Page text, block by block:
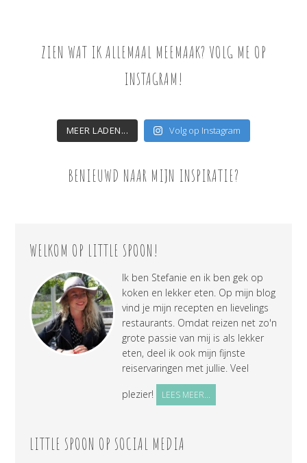
ZIEN WAT IK ALLEMAAL MEEMAAK? VOLG ME OP
INSTAGRAM!
MEER LADEN... Volg op Instagram
BENIEUWD NAAR MIJN INSPIRATIE?
WELKOM OP LITTLE SPOON!
Ik ben Stefanie en ik ben gek op
koken en lekker eten. Op mijn blog
vind je mijn recepten en lievelings
restaurants. Omdat reizen net zo'n
grote passie van mij is als lekker
eten, deel ik ook mijn fijnste
reiservaringen met jullie. Veel
plezier!
LEES MEER...
LITTLE SPOON OP SOCIAL MEDIA